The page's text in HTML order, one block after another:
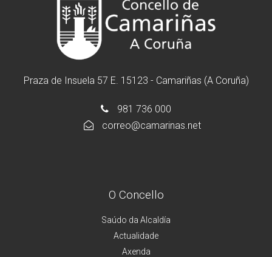
Praza de Insuela 57 E. 15123 - Camariñas (A Coruña)
981 736 000
correo@camarinas.net
O Concello
Saúdo da Alcaldía
Actualidade
Axenda